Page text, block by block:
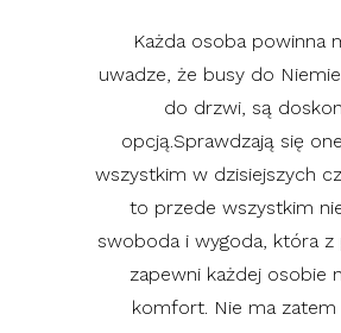
Każda osoba powinna
uwadze, że busy do
do drzwi, są
opcją.Sprawdzają się
wszystkim w dzisiejszych
to przede wszystkim
swoboda i wygoda, która z
zapewni każdej osobie
komfort. Nie ma zatem